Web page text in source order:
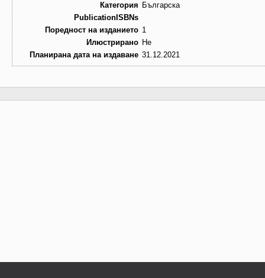
Категория Българска
PublicationISBNs
Поредност на изданието 1
Илюстрирано Не
Планирана дата на издаване 31.12.2021